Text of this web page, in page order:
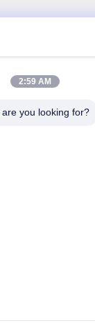
,割引などで可能です.
2:59 AM
you looking for?